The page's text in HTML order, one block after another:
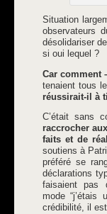
Situation
observateurs
désolidariser
si oui lequel ?
Car comment
tenaient tous
réussirait-il à
C’était sans
raccrocher
faits et de
soutiens à
préféré se
déclarations
faisaient pas
mode
crédibilité, il